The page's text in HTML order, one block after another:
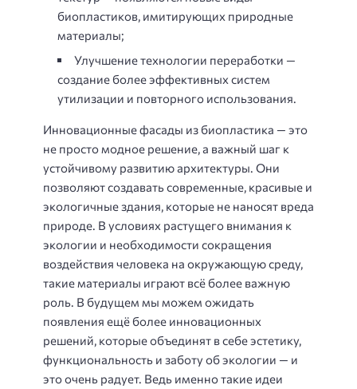
биопластиков, имитирующих природные
материалы;
Улучшение технологии переработки —
создание более эффективных систем
утилизации и повторного использования.
Инновационные фасады из биопластика — это
не просто модное решение, а важный шаг к
устойчивому развитию архитектуры. Они
позволяют создавать современные, красивые и
экологичные здания, которые не наносят вреда
природе. В условиях растущего внимания к
экологии и необходимости сокращения
воздействия человека на окружающую среду,
такие материалы играют всё более важную
роль. В будущем мы можем ожидать
появления ещё более инновационных
решений, которые объединят в себе эстетику,
функциональность и заботу об экологии — и
это очень радует. Ведь именно такие идеи